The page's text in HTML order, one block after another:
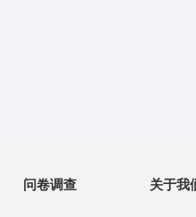
问卷调查 关于我